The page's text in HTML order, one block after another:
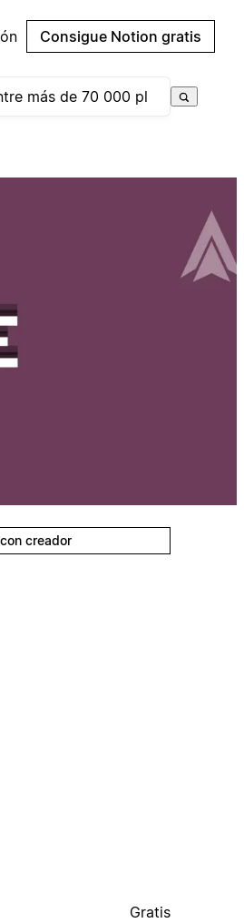
Consigue Notion gratis
creador
Gratis